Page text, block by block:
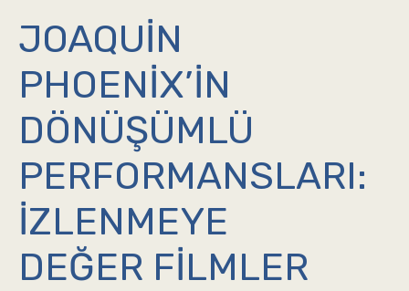
JOAQUIN
PHOENIX’IN
DÖNÜŞÜMLÜ
PERFORMANSLARI:
İZLENMEYE
DEĞER FILMLER